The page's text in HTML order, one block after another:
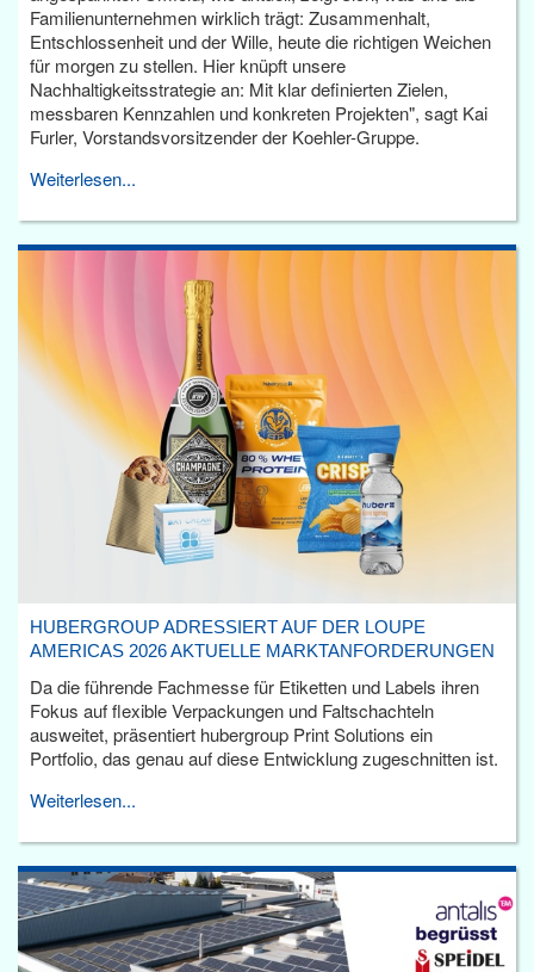
Familienunternehmen wirklich trägt: Zusammenhalt,
Entschlossenheit und der Wille, heute die richtigen Weichen
für morgen zu stellen. Hier knüpft unsere
Nachhaltigkeitsstrategie an: Mit klar definierten Zielen,
messbaren Kennzahlen und konkreten Projekten", sagt Kai
Furler, Vorstandsvorsitzender der Koehler-Gruppe.
Weiterlesen...
HUBERGROUP ADRESSIERT AUF DER LOUPE
AMERICAS 2026 AKTUELLE MARKTANFORDERUNGEN
Da die führende Fachmesse für Etiketten und Labels ihren
Fokus auf flexible Verpackungen und Faltschachteln
ausweitet, präsentiert hubergroup Print Solutions ein
Portfolio, das genau auf diese Entwicklung zugeschnitten ist.
Weiterlesen...